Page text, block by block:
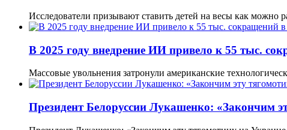
Исследователи призывают ставить детей на весы как можно
В 2025 году внедрение ИИ привело к 55 тыс.
Массовые увольнения затронули американские
Президент Белоруссии Лукашенко: «Закончим